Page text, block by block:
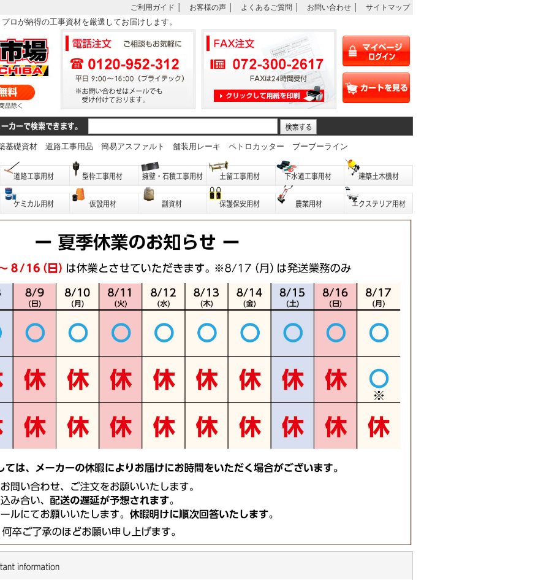
ご利用ガイド お客様の声 よくあるご質問 お問い合わせ サイトマップ
ロが納得の工事資材を厳選してお届けします。
基礎資材 道路工事用品 簡易アスファルト 舗装用レーキ ペトロカッター ブーブーライン